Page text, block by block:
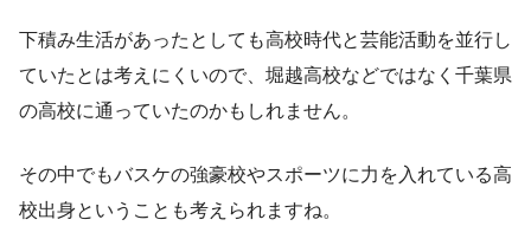
下積み生活があったとしても高校時代と芸能活動を並行し
ていたとは考えにくいので、堀越高校などではなく千葉県
の高校に通っていたのかもしれません。
その中でもバスケの強豪校やスポーツに力を入れている高
校出身ということも考えられますね。